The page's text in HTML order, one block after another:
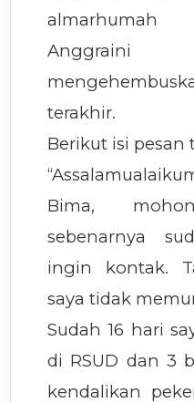
Anggraini
terakhir.
Berikut isi pesan
Bima,
sebenarnya
ingin kontak.
saya tidak
Sudah 16 hari
di RSUD dan 3
kendalikan